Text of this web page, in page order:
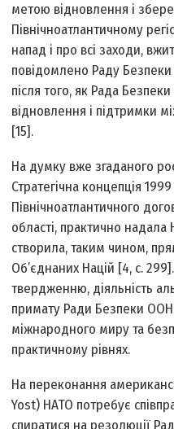
метою відновлення і
Північноатлантичному
напад і про всі заходи,
повідомлено Раду Безпеки
після того, як Рада
відновлення і підтримки
[15].
На думку вже згаданого
Стратегічна концепція
Північноатлантичного
області, практично
створила, таким чином,
Об’єднаних Націй [4, c.
твердженню, діяльність
примату Ради Безпеки
міжнародного миру та
практичному рівнях.
На переконання
Yost) НАТО потребує
спиратися на резолюції